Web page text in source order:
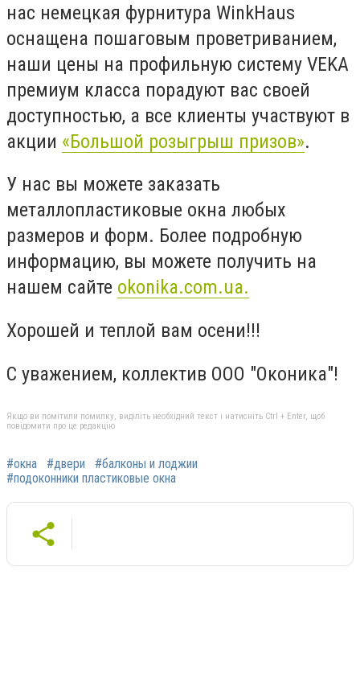
нас немецкая фурнитура WinkHaus
оснащена пошаговым проветриванием,
наши цены на профильную систему VEKA
премиум класса порадуют вас своей
доступностью, а все клиенты участвуют в
акции «Большой розыгрыш призов».
У нас вы можете заказать
металлопластиковые окна любых
размеров и форм. Более подробную
информацию, вы можете получить на
нашем сайте okonika.com.ua.
Хорошей и теплой вам осени!!!
С уважением, коллектив ООО "Оконика"!
Якщо ви помітили помилку, виділіть необхідний текст і натисніть Ctrl + Enter, щоб
повідомити про це редакцію
#окна #двери
#балконы и лоджии
#подоконники пластиковые окна